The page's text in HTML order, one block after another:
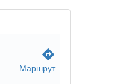
directions
Маршрут